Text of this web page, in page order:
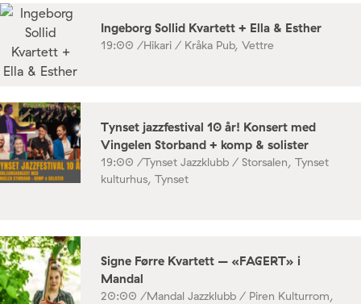
Ingeborg Sollid Kvartett + Ella & Esther
19:00 /Hikari / Kråka Pub, Vettre
Tynset jazzfestival 10 år! Konsert med
Vingelen Storband + komp & solister
19:00 /Tynset Jazzklubb / Storsalen, Tynset
kulturhus, Tynset
Signe Førre Kvartett – «FAGERT» i
Mandal
20:00 /Mandal Jazzklubb / Piren Kulturrom,